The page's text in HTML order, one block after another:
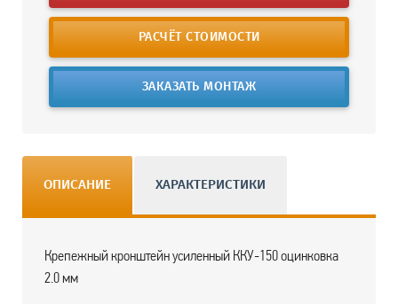
РАСЧЁТ СТОИМОСТИ
ЗАКАЗАТЬ МОНТАЖ
ОПИСАНИЕ ХАРАКТЕРИСТИКИ
Крепежный кронштейн усиленный ККУ-150 оцинковка
2.0 мм